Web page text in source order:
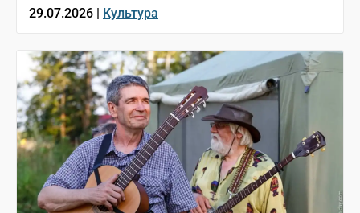
29.07.2026 | Культура